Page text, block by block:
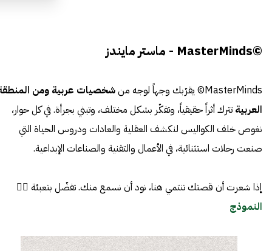
©MasterMinds - ماستر مايندز
MasterMinds© يقرّبك وجهاً لوجه من
شخصيات عربية ومن
العربية تترك أثراً حقيقياً، وتفكّر بشكل مختلف، وتبني بجرأة. في كل حوار،
نغوص خلف الكواليس لنكشف العقلية والعادات ودروس الحياة التي
صنعت رحلات استثنائية، في الأعمال والتقنية والصناعات الإبداعية.
إذا شعرت أن قصتك تنتمي هنا، نود أن نسمع منك. تفضّل بتعبئة 👈🏼
النموذج